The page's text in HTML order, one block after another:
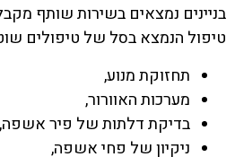
בניינים נמצאים בשירות שותף
טיפול הנמצא בסל של טיפולים
תחזוקת מנוע,
מערכות האוורור,
בדיקת דלתות של פיר אשפה,
ניקיון של פחי אשפה,